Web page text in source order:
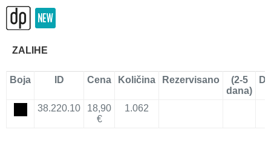
ZALIHE
Boja ID Cena Količina Rezervisano
(2-5
dana)
38.220.10
18,90
€
1.062